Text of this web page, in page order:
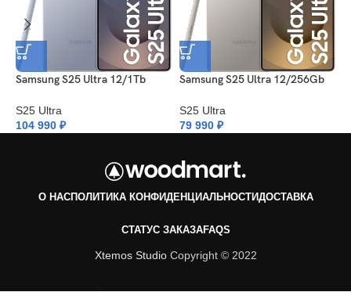
Samsung S25 Ultra 12/1Tb
S25 Ultra
104 990 ₽
Samsung S25 Ultra 12/256Gb
S25 Ultra
79 990 ₽
О НАСПОЛИТИКА КОНФИДЕНЦИАЛЬНОСТИДОСТАВКА
СТАТУС ЗАКАЗАFAQS
Xtemos StudioCopyright © 2022